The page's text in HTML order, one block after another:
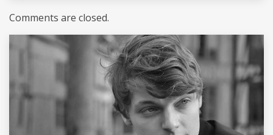
Comments are closed.